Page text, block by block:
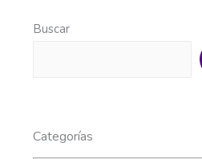
Buscar
Categorías